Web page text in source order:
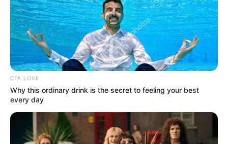
CTA LOVE
Why this ordinary drink is the secret to feeling your best
every day